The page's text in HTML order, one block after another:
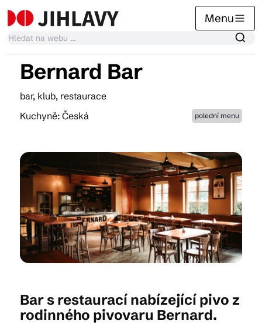
Menu
Kalendář akcí
Tradiční akce
Články
Suvenýry
Praktické info
Kam vyrazit
Bernard Bar
bar, klub, restaurace
Kuchyně: Česká
polední menu
Bar s restaurací nabízející pivo z
rodinného pivovaru Bernard.